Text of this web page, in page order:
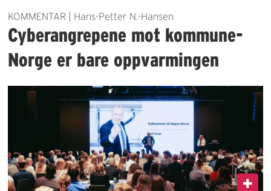
KOMMENTAR | Hans-Petter N.-Hansen
Cyberangrepene mot kommune-
Norge er bare oppvarmingen